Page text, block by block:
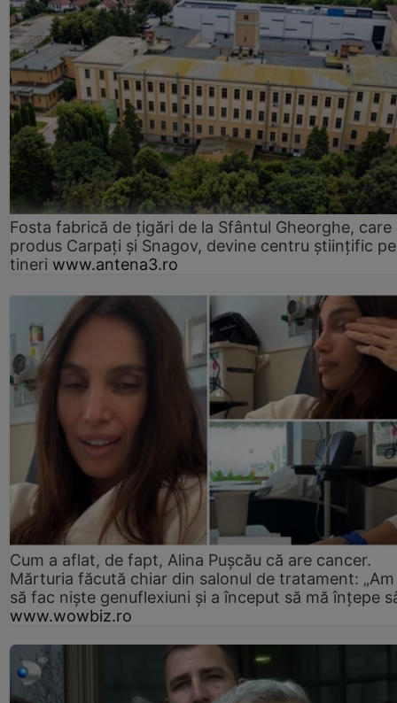
Fosta fabrică de țigări de la Sfântul Gheorghe, care
produs Carpați și Snagov, devine centru științific
tineri www.antena3.ro
Cum a aflat, de fapt, Alina Pușcău că are cancer.
Mărturia făcută chiar din salonul de tratament:
să fac niște genuflexiuni și a început să mă înțepe
www.wowbiz.ro